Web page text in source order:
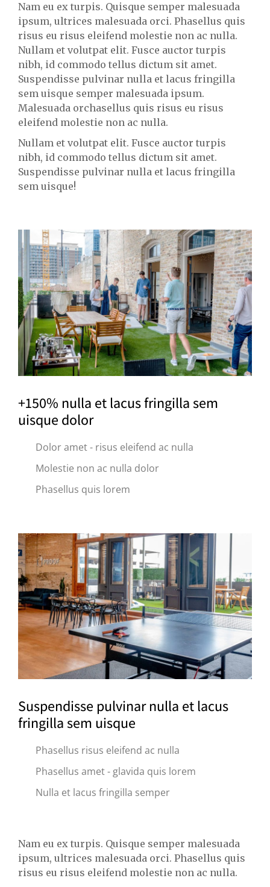
Nam eu ex turpis. Quisque semper malesuada
ipsum, ultrices malesuada orci. Phasellus quis
risus eu risus eleifend molestie non ac nulla.
Nullam et volutpat elit. Fusce auctor turpis
nibh, id commodo tellus dictum sit amet.
Suspendisse pulvinar nulla et lacus fringilla
sem uisque semper malesuada ipsum.
Malesuada orchasellus quis risus eu risus
eleifend molestie non ac nulla.
Nullam et volutpat elit. Fusce auctor turpis
nibh, id commodo tellus dictum sit amet.
Suspendisse pulvinar nulla et lacus fringilla
sem uisque!
Suspendisse pulvinar nulla et lacus
fringilla sem uisque
Phasellus risus eleifend ac nulla
Phasellus amet - glavida quis lorem
Nulla et lacus fringilla semper
+150% nulla et lacus fringilla sem
uisque dolor
Dolor amet - risus eleifend ac nulla
Molestie non ac nulla dolor
Phasellus quis lorem
Nam eu ex turpis. Quisque semper malesuada
ipsum, ultrices malesuada orci. Phasellus quis
risus eu risus eleifend molestie non ac nulla.